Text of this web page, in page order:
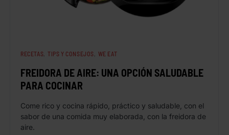
RECETAS TIPS Y CONSEJOS WE EAT
FREIDORA DE AIRE: UNA OPCIÓN SALUDABLE
PARA COCINAR
Come rico y cocina rápido, práctico y saludable, con el
sabor de una comida muy elaborada, con la freidora de
aire.